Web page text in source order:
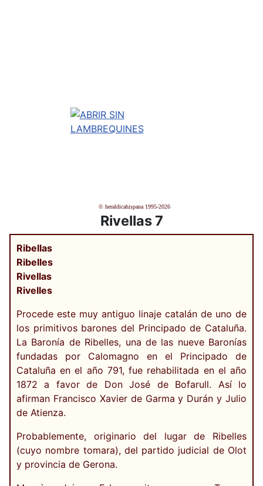
© heraldicahispana 1995-2026
Rivellas 7
Ribellas
Ribelles
Rivellas
Rivelles
Procede este muy antiguo linaje catalán de uno de
los primitivos barones del Principado de Cataluña.
La Baronía de Ribelles, una de las nueve Baronías
fundadas por Calomagno en el Principado de
Cataluña en el año 791, fue rehabilitada en el año
1872 a favor de Don José de Bofarull. Así lo
afirman Francisco Xavier de Garma y Durán y Julio
de Atienza.
Probablemente, originario del lugar de Ribelles
(cuyo nombre tomara), del partido judicial de Olot
y provincia de Gerona.